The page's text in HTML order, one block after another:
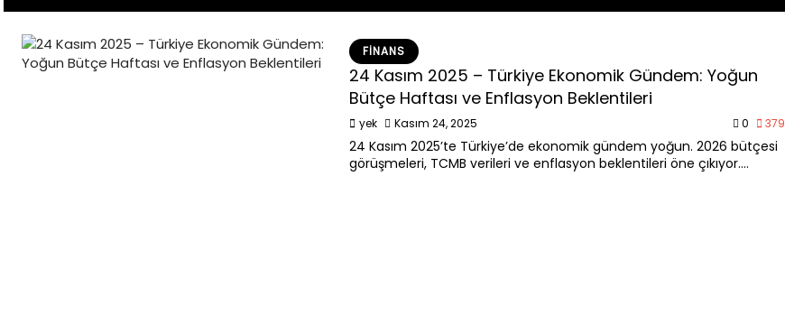
FINANS
24 Kasım 2025 – Türkiye Ekonomik Gündem: Yoğun
Bütçe Haftası ve Enflasyon Beklentileri
yek Kasım 24, 2025 0 379
24 Kasım 2025’te Türkiye’de ekonomik gündem yoğun. 2026 bütçesi
görüşmeleri, TCMB verileri ve enflasyon beklentileri öne çıkıyor.